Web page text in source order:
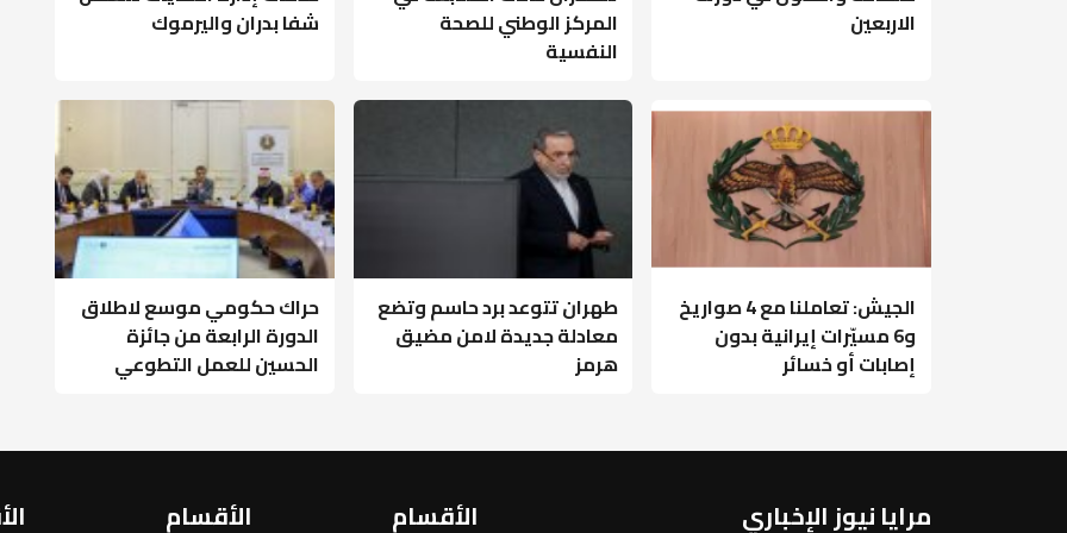
الاربعين
المركز الوطني للصحة
النفسية
شفا بدران واليرموك
الجيش: تعاملنا مع 4 صواريخ
و6 مسيّرات إيرانية بدون
إصابات أو خسائر
طهران تتوعد برد حاسم وتضع
معادلة جديدة لامن مضيق
هرمز
حراك حكومي موسع لاطلاق
الدورة الرابعة من جائزة
الحسين للعمل التطوعي
مرايا نيوز الإخباري الأقسام الأقسام